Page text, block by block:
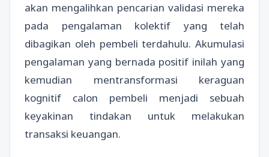
akan mengalihkan pencarian validasi mereka
pada pengalaman kolektif yang telah
dibagikan oleh pembeli terdahulu. Akumulasi
pengalaman yang bernada positif inilah yang
kemudian mentransformasi keraguan
kognitif calon pembeli menjadi sebuah
keyakinan tindakan untuk melakukan
transaksi keuangan.